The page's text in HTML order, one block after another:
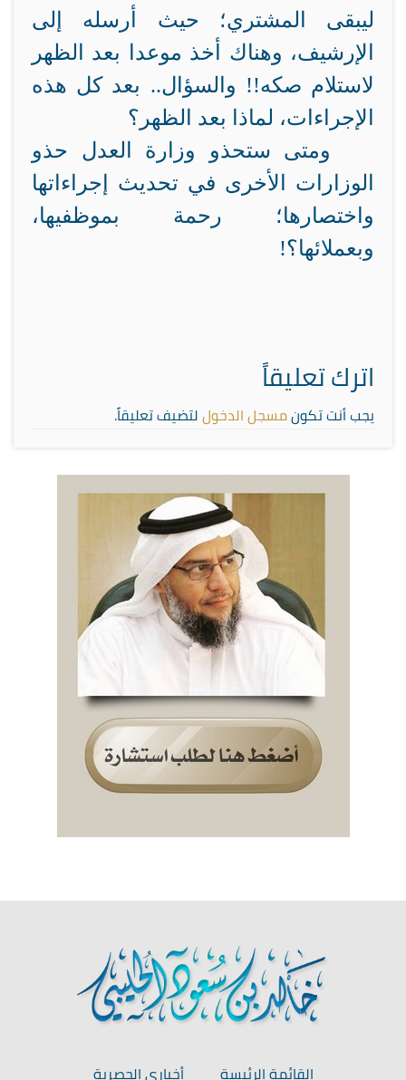
ليبقى المشتري؛ حيث أرسله إلى
الإرشيف، وهناك أخذ موعدا بعد الظهر
لاستلام صكه!! والسؤال.. بعد كل هذه
الإجراءات، لماذا بعد الظهر؟
ومتى ستحذو وزارة العدل حذو
الوزارات الأخرى في تحديث إجراءاتها
واختصارها؛ رحمة بموظفيها،
وبعملائها؟!
اترك تعليقاً
يجب أنت تكونمسجل الدخوللتضيف تعليقاً.
القائمة الرئيسة أخباري الحصرية